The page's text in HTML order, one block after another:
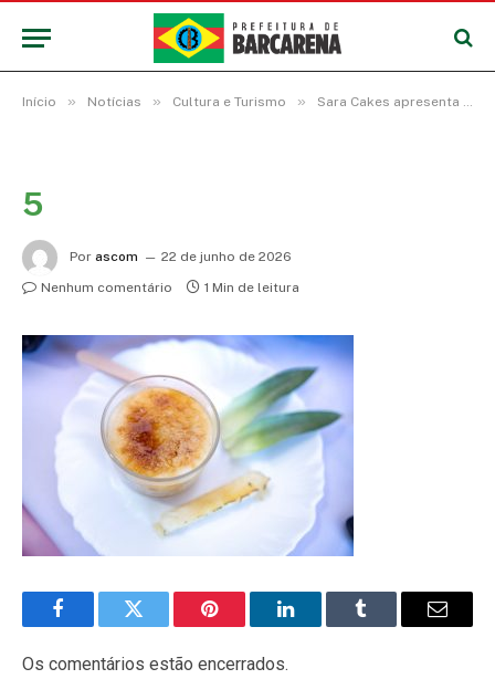
Início » Notícias » Cultura e Turismo » Sara Cakes apresenta a sobremesa “Cristal de Abacaxi Real” no Concurso Gastronômico
5
Por ascom
22 de junho de 2026
Nenhum comentário
1 Min de leitura
FacebookTwitter Pinterest LinkedInTumblr
E-
Os comentários estão encerrados.